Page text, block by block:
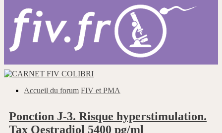
Accueil du forum FIV et PMA
Ponction J-3. Risque hyperstimulation.
Tax Oestradiol 5400 pg/ml